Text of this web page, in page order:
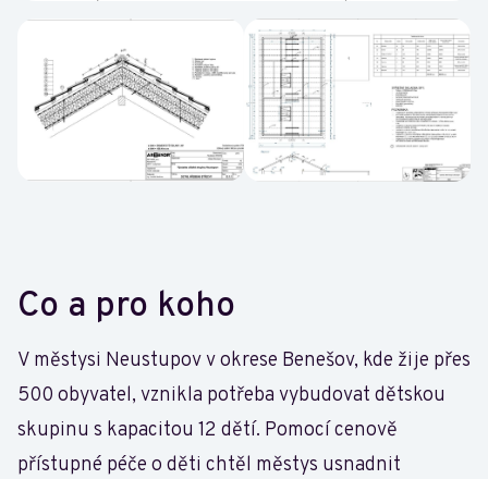
Co a pro koho
V městysi Neustupov v okrese Benešov, kde žije přes
500 obyvatel, vznikla potřeba vybudovat dětskou
skupinu s kapacitou 12 dětí. Pomocí cenově
přístupné péče o děti chtěl městys usnadnit